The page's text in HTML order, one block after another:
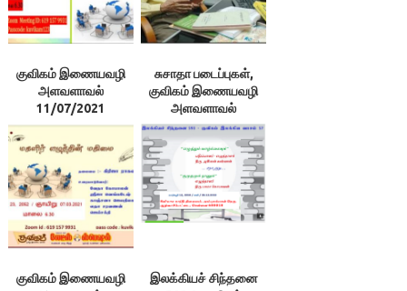
குவிகம் இணையவழி
அளவளாவல்
11/07/2021
சுசாதா படைப்புகள்,
குவிகம் இணையவழி
அளவளாவல்
23/05/2021
குவிகம் இணையவழி
இலக்கியச் சிந்தனை